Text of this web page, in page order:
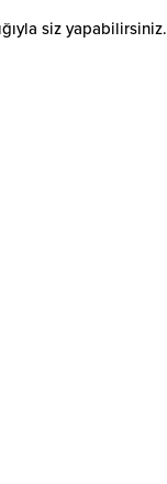
siz yapabilirsiniz.